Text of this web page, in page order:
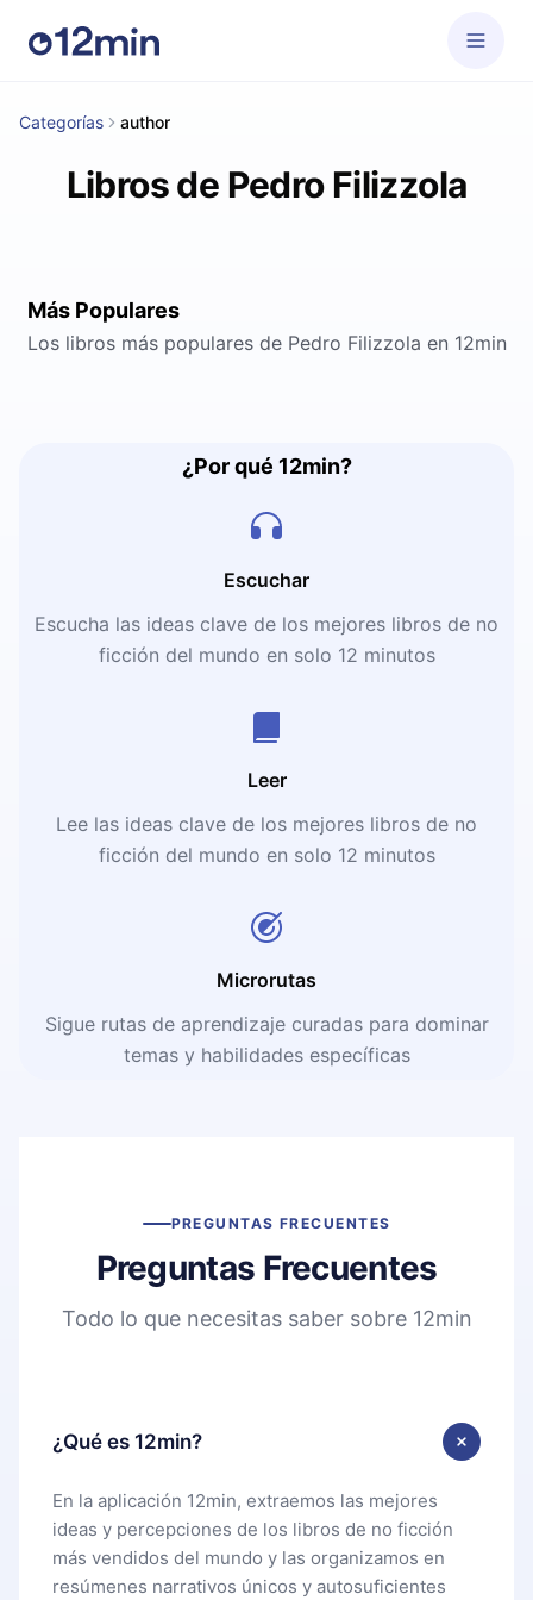
Categorías author
Libros de Pedro Filizzola
Más Populares
Los libros más populares de Pedro Filizzola en 12min
¿Por qué 12min?
Escuchar
Escucha las ideas clave de los mejores libros de no
ficción del mundo en solo 12 minutos
Leer
Lee las ideas clave de los mejores libros de no
ficción del mundo en solo 12 minutos
Microrutas
Sigue rutas de aprendizaje curadas para dominar
temas y habilidades específicas
PREGUNTAS FRECUENTES
Preguntas Frecuentes
Todo lo que necesitas saber sobre 12min
¿Qué es 12min?
En la aplicación 12min, extraemos las mejores
ideas y percepciones de los libros de no ficción
más vendidos del mundo y las organizamos en
resúmenes narrativos únicos y autosuficientes